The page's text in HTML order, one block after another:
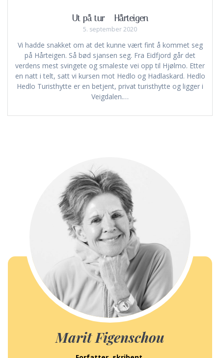
Ut på tur – Hårteigen
5. september 2020
Vi hadde snakket om at det kunne vært fint å kommet seg
på Hårteigen. Så bød sjansen seg. Fra Eidfjord går det
verdens mest svingete og smaleste vei opp til Hjølmo. Etter
en natt i telt, satt vi kursen mot Hedlo og Hadlaskard. Hedlo
Hedlo Turisthytte er en betjent, privat turisthytte og ligger i
Veigdalen.…
Marit Figenschou